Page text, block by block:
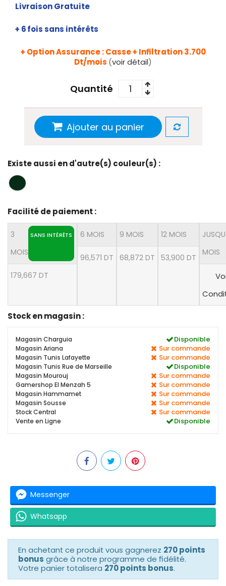
Livraison Gratuite
+ 6 fois sans intérêts
+ Option Assurance : Casse + Infiltration 3.700
Dt/mois (voir détail)
Quantité
Ajouter au panier
Existe aussi en d'autre(s) couleur(s) :
Facilité de paiement :
3
MOIS
SANS INTÉRÊTS
179,667 DT
6 MOIS
96,571 DT
9 MOIS
68,872 DT
12 MOIS
53,900 DT
MOIS
Stock en magasin :
Magasin Charguia Disponible
Magasin Ariana Sur commande
Magasin Tunis Lafayette Sur commande
Magasin Tunis Rue de Marseille Disponible
Magasin Mourouj Sur commande
Gamershop El Menzah 5 Sur commande
Magasin Hammamet Sur commande
Magasin Sousse Sur commande
Stock Central Sur commande
Vente en Ligne Disponible
Messenger
Whatsapp
En achetant ce produit vous gagnerez 270 points
bonus grâce à notre programme de fidélité.
Votre panier totalisera 270 points bonus.